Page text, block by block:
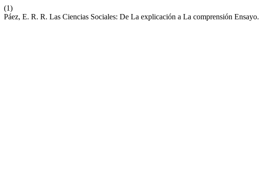
(1)
Páez, E. R. R. Las Ciencias Sociales: De La explicación a La comprensión Ensayo.